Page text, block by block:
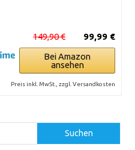
99,99 €
149,90 €
Bei Amazon
ansehen
Preis inkl. MwSt., zzgl. Versandkosten
Suchen